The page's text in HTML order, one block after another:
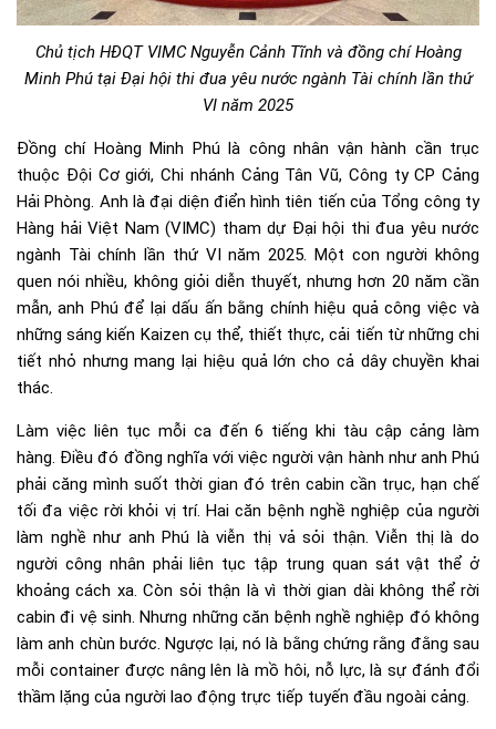
Chủ tịch HĐQT VIMC Nguyễn Cảnh Tĩnh và đồng chí Hoàng
Minh Phú tại Đại hội thi đua yêu nước ngành Tài chính lần thứ
VI năm 2025
Đồng chí Hoàng Minh Phú là công nhân vận hành cần trục
thuộc Đội Cơ giới, Chi nhánh Cảng Tân Vũ, Công ty CP Cảng
Hải Phòng. Anh là đại diện điển hình tiên tiến của Tổng công ty
Hàng hải Việt Nam (VIMC) tham dự Đại hội thi đua yêu nước
ngành Tài chính lần thứ VI năm 2025. Một con người không
quen nói nhiều, không giỏi diễn thuyết, nhưng hơn 20 năm cần
mẫn, anh Phú để lại dấu ấn bằng chính hiệu quả công việc và
những sáng kiến Kaizen cụ thể, thiết thực, cải tiến từ những chi
tiết nhỏ nhưng mang lại hiệu quả lớn cho cả dây chuyền khai
thác.
Làm việc liên tục mỗi ca đến 6 tiếng khi tàu cập cảng làm
hàng. Điều đó đồng nghĩa với việc người vận hành như anh Phú
phải căng mình suốt thời gian đó trên cabin cần trục, hạn chế
tối đa việc rời khỏi vị trí. Hai căn bệnh nghề nghiệp của người
làm nghề như anh Phú là viễn thị vả sỏi thận. Viễn thị là do
người công nhân phải liên tục tập trung quan sát vật thể ở
khoảng cách xa. Còn sỏi thận là vì thời gian dài không thể rời
cabin đi vệ sinh. Nhưng những căn bệnh nghề nghiệp đó không
làm anh chùn bước. Ngược lại, nó là bằng chứng rằng đằng sau
mỗi container được nâng lên là mồ hôi, nỗ lực, là sự đánh đổi
thầm lặng của người lao động trực tiếp tuyến đầu ngoài cảng.